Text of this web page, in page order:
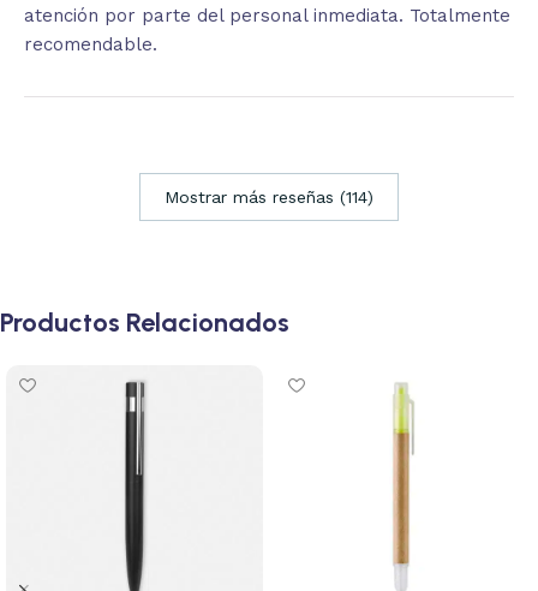
atención por parte del personal inmediata. Totalmente
recomendable.
Mostrar más reseñas (114)
Productos Relacionados